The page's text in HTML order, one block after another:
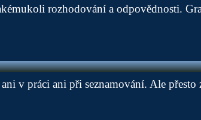
rozhodování a odpovědnosti.
v práci ani při seznamování. Ale přesto